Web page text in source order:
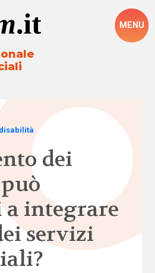
MENU
dei
integrare
servizi